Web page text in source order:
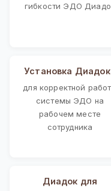
гибкости ЭДО
Установка
для корректной
системы ЭДО на
рабочем месте
сотрудника
Диадок для